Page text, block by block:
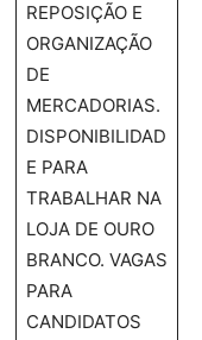
REPOSIÇÃO E
ORGANIZAÇÃO
DE
MERCADORIAS.
DISPONIBILIDAD
E PARA
TRABALHAR NA
LOJA DE OURO
BRANCO. VAGAS
PARA
CANDIDATOS